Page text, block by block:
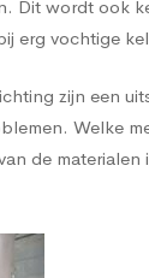
Dit wordt ook
erg vochtige
zijn een
Welke
de materialen